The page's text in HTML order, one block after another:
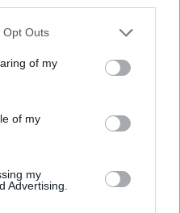
Opt Outs
of my
of my
my
Advertising.
nasz portal. Jesteśmy
w Polsce i na świecie.
sprostanie temu